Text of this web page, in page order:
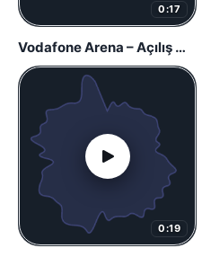
0:17
Vodafone Arena – Açılış Marşı
0:19